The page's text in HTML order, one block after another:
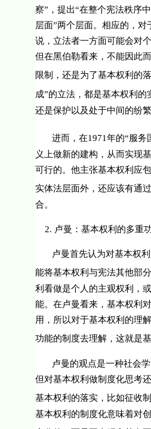
察”，提出“在整个宪法秩序
层面”两个层面。相应的，
说，立法者一方面可能会对
但在黑伯勒看来，不能因此
限制，还是为了基本权利的
成”的立法，都是基本权利的
还是保护以及处于中间的纷
进而，在1971年的“服务
义上做新的建构，从而实现
可行的。他主张基本权利应
实体法层面外，还应该有通
合。
2. 卢曼：基本权利的多重
卢曼首先认为对基本权
能将基本权利与宪法其他部
利看做是个人的主观权利，
能。在卢曼看来，基本权利
用，所以对于基本权利的理
功能的制度去理解，这就是
卢曼的观点是一种社会
但对基本权利做制度化思考
基本权利的落实，比如征收
基本权利的制度化意味着对